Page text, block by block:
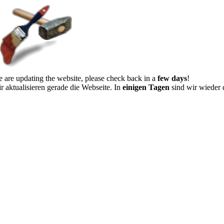
are updating the website, please check back in a few days!
aktualisieren gerade die Webseite. In einigen Tagen sind wir wieder